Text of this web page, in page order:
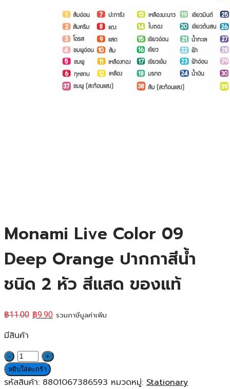
Monami Live Color 09
Deep Orange ปากกาสีน้ำ
ชนิด 2 หัว สีแสด ของแท้
฿11.00 ฿9.90 รวมภาษีมูลค่าเพิ่ม
มีสินค้า
จำนวน
Monami
Live
หยิบใส่ตะกร้า
รหัสสินค้า: 8801067386593 หมวดหมู่: Stationary